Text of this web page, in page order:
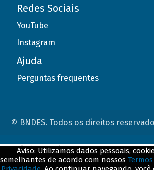
Redes Sociais
YouTube
Instagram
Ajuda
Perguntas frequentes
© BNDES. Todos os direitos
Aviso: Utilizamos dados pessoais,
semelhantes de acordo com nossos
ConteÃºdo complementar
${title}${badge}